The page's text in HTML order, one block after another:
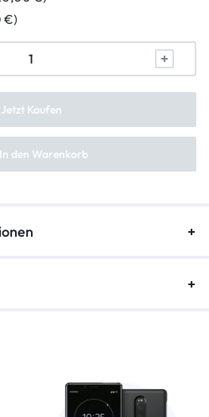
€)
In den Warenkorb
Jetzt Kaufen